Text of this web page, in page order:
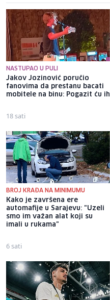
NASTUPAO U PULI
Jakov Jozinović poručio
fanovima da prestanu bacati
mobitele na binu: Pogazit ću ih
18 sati
BROJ KRAĐA NA MINIMUMU
Kako je završena ere
automafije u Sarajevu: "Uzeli
smo im važan alat koji su
imali u rukama"
6 sati